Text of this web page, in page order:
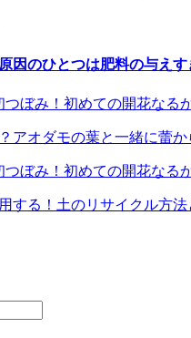
因のひとつは肥料の与えす
アオダモの葉と一緒に蕾か
する！土のリサイクル方